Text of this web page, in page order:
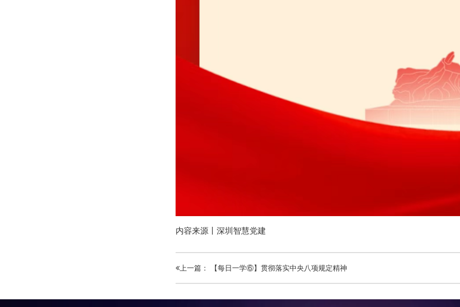
内容来源丨深圳智慧党建
上一篇： 【每日一学⑥】贯彻落实中央八项规定精神